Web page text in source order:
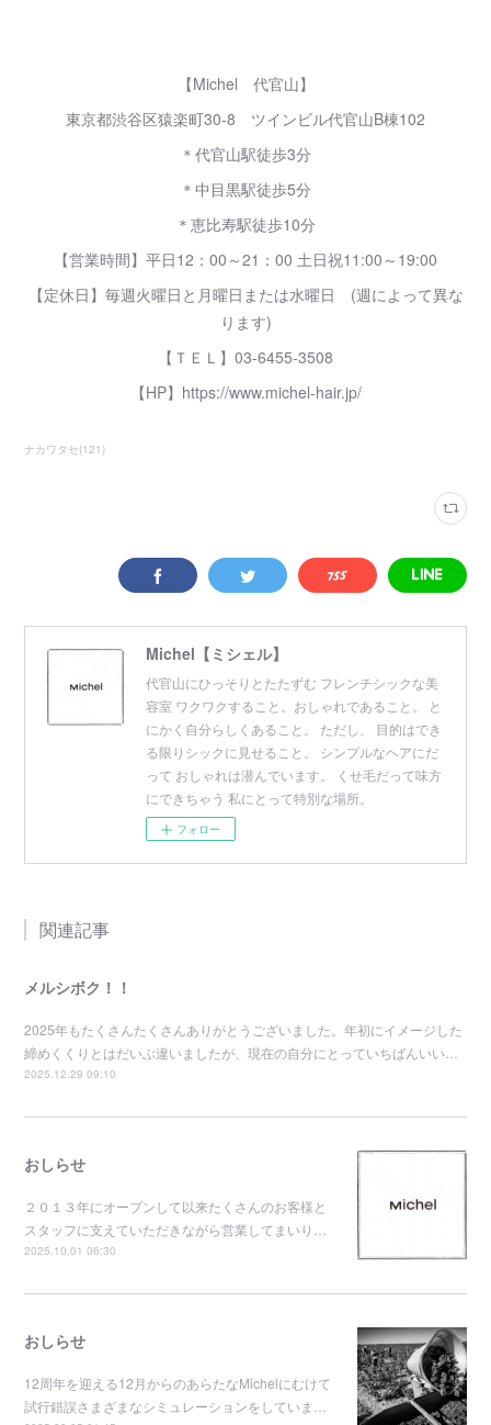
【Michel 代官山】
東京都渋谷区猿楽町30-8 ツインビル代官山B棟102
＊代官山駅徒歩3分
＊中目黒駅徒歩5分
＊恵比寿駅徒歩10分
【営業時間】平日12：00～21：00 土日祝11:00～19:00
【定休日】毎週火曜日と月曜日または水曜日 (週によって異な
ります)
【ＴＥＬ】03-6455-3508
【HP】https://www.michel-hair.jp/
ナカワタセ(121)
Michel【ミシェル】
代官山にひっそりとたたずむ フレンチシックな美
容室 ワクワクすること。おしゃれであること。 と
にかく自分らしくあること。 ただし、 目的はでき
る限りシックに見せること。 シンプルなヘアにだ
って おしゃれは潜んでいます。 くせ毛だって味方
にできちゃう 私にとって特別な場所。
フォロー
関連記事
メルシボク！！
2025年もたくさんたくさんありがとうございました。年初にイメージした
締めくくりとはだいぶ違いましたが、現在の自分にとっていちばんいい…
2025.12.29 09:10
おしらせ
２０１３年にオープンして以来たくさんのお客様と
スタッフに支えていただきながら営業してまいり…
2025.10.01 06:30
おしらせ
12周年を迎える12月からのあらたなMichelにむけて
試行錯誤さまざまなシミュレーションをしていま…